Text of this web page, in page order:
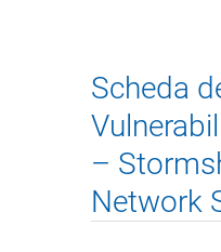
Scheda
–
Network